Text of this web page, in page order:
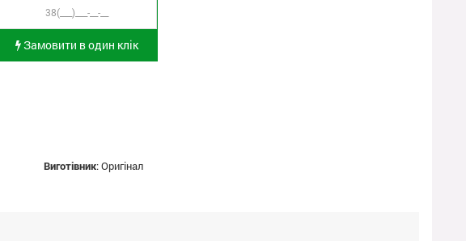
Замовити в один клік
Виготівник:Оригінал